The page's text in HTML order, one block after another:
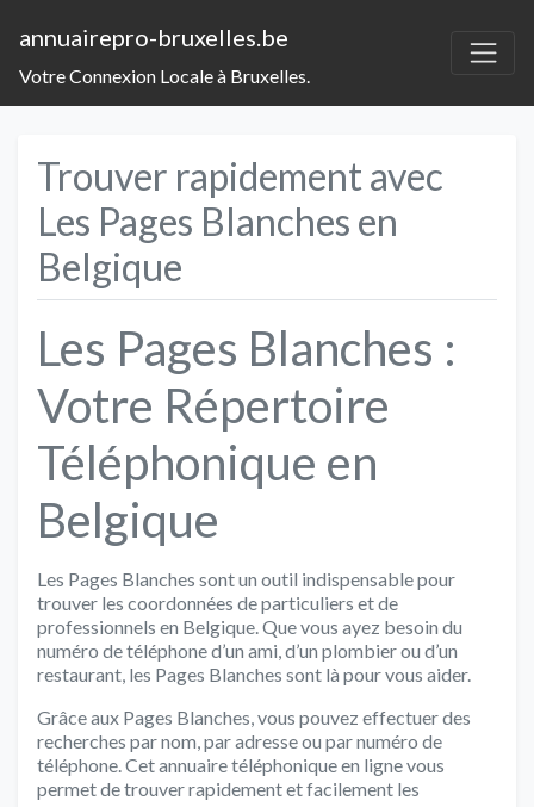
annuairepro-bruxelles.be
Votre Connexion Locale à Bruxelles.
Trouver rapidement avec
Les Pages Blanches en
Belgique
Les Pages Blanches :
Votre Répertoire
Téléphonique en
Belgique
Les Pages Blanches sont un outil indispensable pour
trouver les coordonnées de particuliers et de
professionnels en Belgique. Que vous ayez besoin du
numéro de téléphone d’un ami, d’un plombier ou d’un
restaurant, les Pages Blanches sont là pour vous aider.
Grâce aux Pages Blanches, vous pouvez effectuer des
recherches par nom, par adresse ou par numéro de
téléphone. Cet annuaire téléphonique en ligne vous
permet de trouver rapidement et facilement les